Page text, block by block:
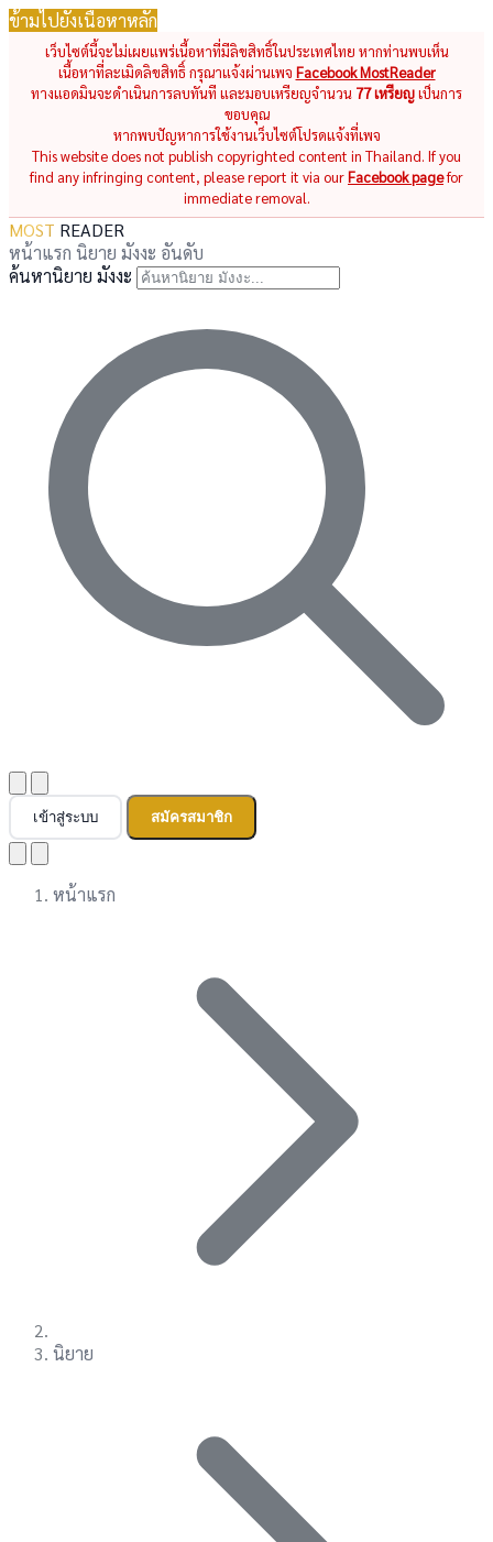
ข้ามไปยังเนื้อหาหลัก
เว็บไซต์นี้จะไม่เผยแพร่เนื้อหาที่มีลิขสิทธิ์ในประเทศไทย หากท่านพบเห็น
เนื้อหาที่ละเมิดลิขสิทธิ์ กรุณาแจ้งผ่านเพจ Facebook MostReader
ทางแอดมินจะดำเนินการลบทันที และมอบเหรียญจำนวน 77 เหรียญเป็นการ
ขอบคุณ
หากพบปัญหาการใช้งานเว็บไซต์โปรดแจ้งที่เพจ
This website does not publish copyrighted content in Thailand. If you
find any infringing content, please report it via ourFacebook pagefor
immediate removal.
MOST READER
หน้าแรก นิยาย มังงะ อันดับ
ค้นหานิยาย มังงะ
เข้าสู่ระบบ สมัครสมาชิก
หน้าแรก
นิยาย